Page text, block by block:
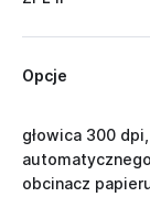
Opcje
głowica 300
obcinacz